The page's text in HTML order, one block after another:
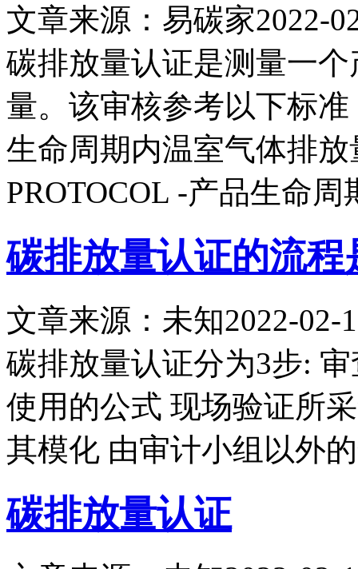
文章来源：易碳家2022-
碳排放量认证是测量一
量。该审核参考以下标准
生命周期内温室气体排
PROTOCOL -产品生命
碳排放量认证的流程
文章来源：未知2022-02-
碳排放量认证分为3步:
使用的公式 现场验证所
其模化 由审计小组以外
碳排放量认证